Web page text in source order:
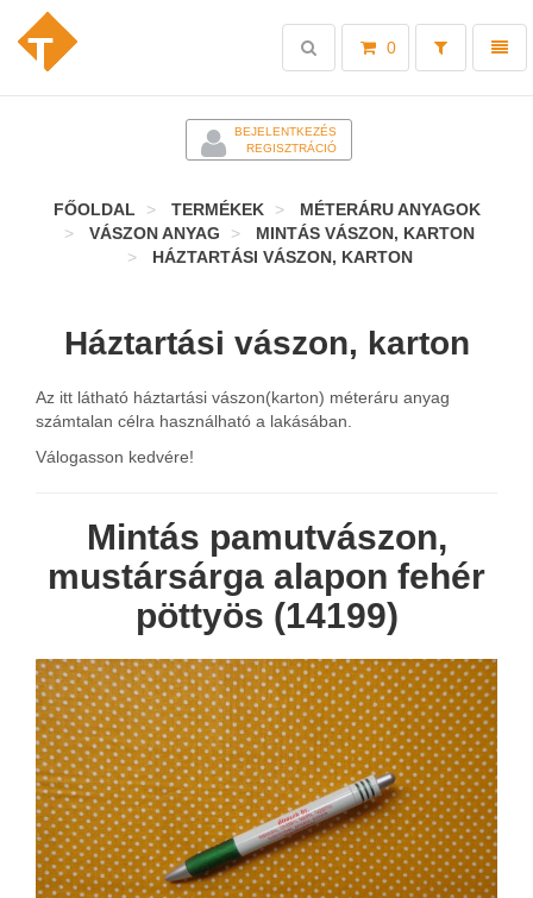
Toggle
0
Toggle
search
BEJELENTKEZÉS
REGISZTRÁCIÓ
FŐOLDAL TERMÉKEK
MÉTERÁRU ANYAGOK
VÁSZON ANYAG
MINTÁS VÁSZON, KARTON
HÁZTARTÁSI VÁSZON, KARTON
Háztartási vászon, karton
Az itt látható háztartási vászon(karton) méteráru anyag
számtalan célra használható a lakásában.
Válogasson kedvére!
Mintás pamutvászon,
mustársárga alapon fehér
pöttyös (14199)